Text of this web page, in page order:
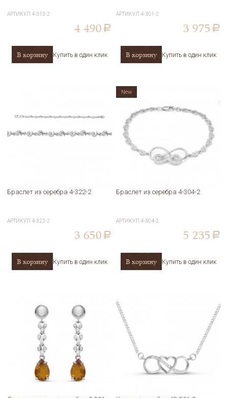
АРТИКУЛ 4-313-2
4 490 a
В корзину Купить в один клик
АРТИКУЛ 4-301-2
3 975 a
В корзину Купить в один клик
Браслет из серебра 4-322-2
АРТИКУЛ 4-322-2
3 650 a
В корзину Купить в один клик
Браслет из серебра 4-304-2
АРТИКУЛ 4-304-2
5 235 a
В корзину Купить в один клик
New